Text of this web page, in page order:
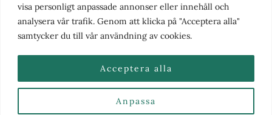
visa personligt anpassade annonser eller innehåll och
analysera vår trafik. Genom att klicka på "Acceptera alla"
samtycker du till vår användning av cookies.
Anpassa
Acceptera alla
perspektivet, vill vi vara din självklara kanal för nyheter,
berättelser och engagemang. KalmarPosten grundades 1988 och
fick nya ägare 2025.
Nyhetstips eller frågor?Kontakta oss